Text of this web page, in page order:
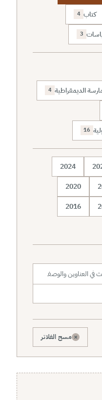
كتاب 4
3
الديمقراطية 4
16
2024
2020
2016
× مسح الفلاتر